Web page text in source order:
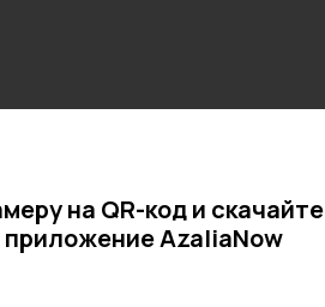
на QR-код и скачайте
AzaliaNow